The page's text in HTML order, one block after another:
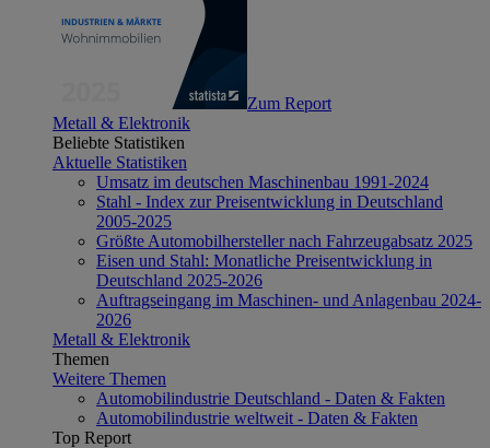
Zum Report
Metall & Elektronik
Beliebte Statistiken
Aktuelle Statistiken
Umsatz im deutschen Maschinenbau 1991-2024
Stahl - Index zur Preisentwicklung in Deutschland
2005-2025
Größte Automobilhersteller nach Fahrzeugabsatz 2025
Eisen und Stahl: Monatliche Preisentwicklung in
Deutschland 2025-2026
Auftragseingang im Maschinen- und Anlagenbau 2024-
2026
Metall & Elektronik
Themen
Weitere Themen
Automobilindustrie Deutschland - Daten & Fakten
Automobilindustrie weltweit - Daten & Fakten
Top Report